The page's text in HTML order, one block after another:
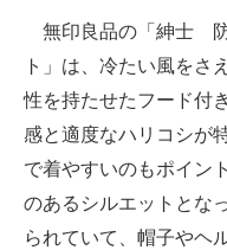
無印良品の「紳士 防
ト」は、冷たい風をさ
性を持たせたフード付
感と適度なハリコシが
で着やすいのもポイン
のあるシルエットとな
られていて、帽子やヘ